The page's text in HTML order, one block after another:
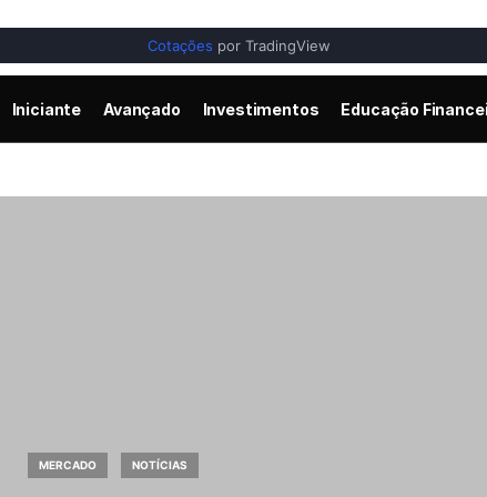
Cotações por TradingView
Iniciante Avançado Investimentos Educação
MERCADO NOTÍCIAS